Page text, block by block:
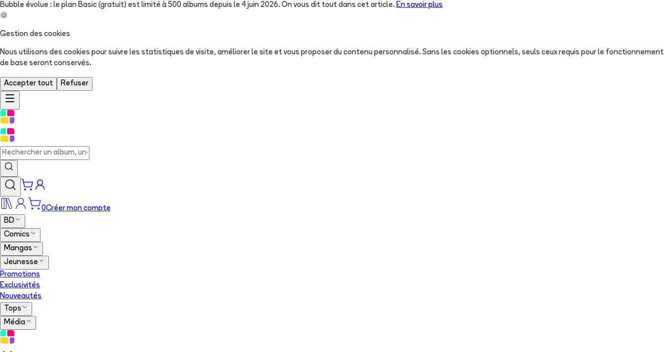
Bubble évolue : le plan Basic (gratuit) est limité à 500 albums depuis le 4 juin 2026. On vous dit tout dans cet article. En savoir plus
🍪
Gestion des cookies
Nous utilisons des cookies pour suivre les statistiques de visite, améliorer le site et vous proposer du contenu personnalisé. Sans les cookies optionnels, seuls ceux requis pour le fonctionnement
de base seront conservés.
Accepter tout Refuser
0Créer mon compte
BD
Comics
Mangas
Jeunesse
Promotions
Exclusivités
Nouveautés
Tops
Média